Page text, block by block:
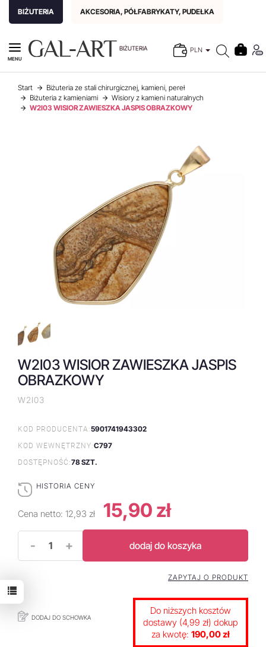
BIŻUTERIA AKCESORIA, PÓŁFABRYKATY, PUDEŁKA
BIŻUTERIA PLN
MENU
Start
Biżuteria ze stali chirurgicznej, kamieni, pereł
Biżuteria z kamieniami
Wisiory z kamieni naturalnych
W2I03 WISIOR ZAWIESZKA JASPIS OBRAZKOWY
W2I03 WISIOR ZAWIESZKA JASPIS
OBRAZKOWY
W2I03
KOD PRODUCENTA:5901741943302
KOD WEWNĘTRZNY:C797
DOSTĘPNOŚĆ:78 SZT.
HISTORIA CENY
Cena netto: 12,93 zł 15,90 zł
- + dodaj do koszyka
DODAJ DO SCHOWKA
ZAPYTAJ O PRODUKT
Do niższych kosztów
dostawy (4,99 zł) dokup
za kwotę: 190,00 zł